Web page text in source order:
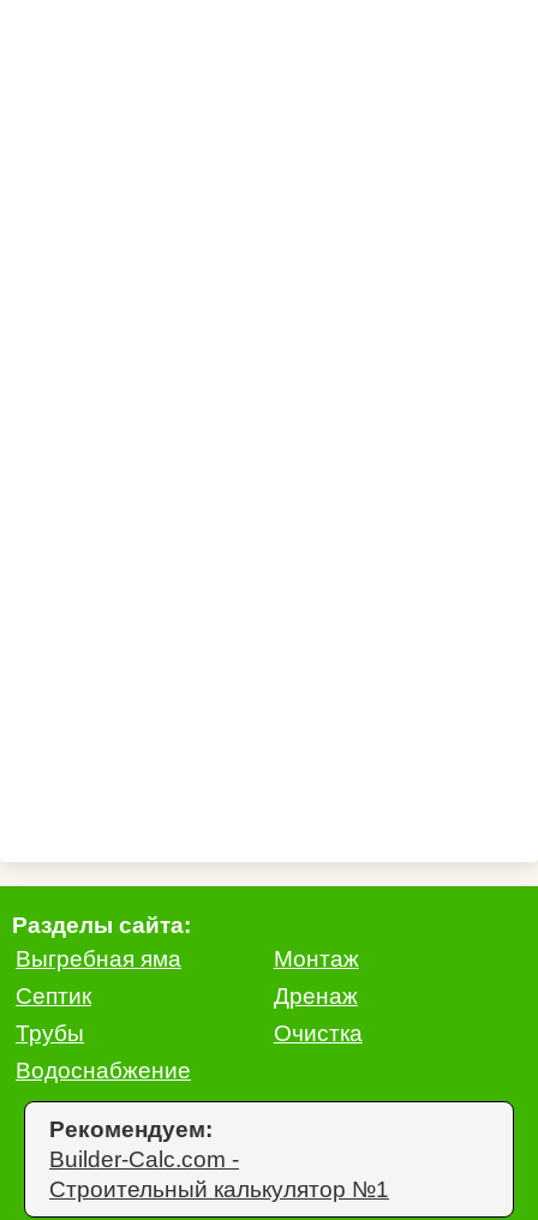
Разделы сайта:
Выгребная яма
Монтаж
Септик
Дренаж
Трубы
Очистка
Водоснабжение
Рекомендуем:
Builder-Calc.com -
Строительный калькулятор №1